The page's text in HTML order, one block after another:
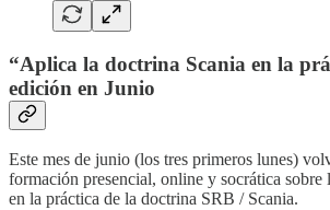
“Aplica la doctrina Scania en la
edición en Junio
Este mes de junio (los tres primeros lunes)
formación presencial, online y socrática sobre
en la práctica de la doctrina SRB / Scania.